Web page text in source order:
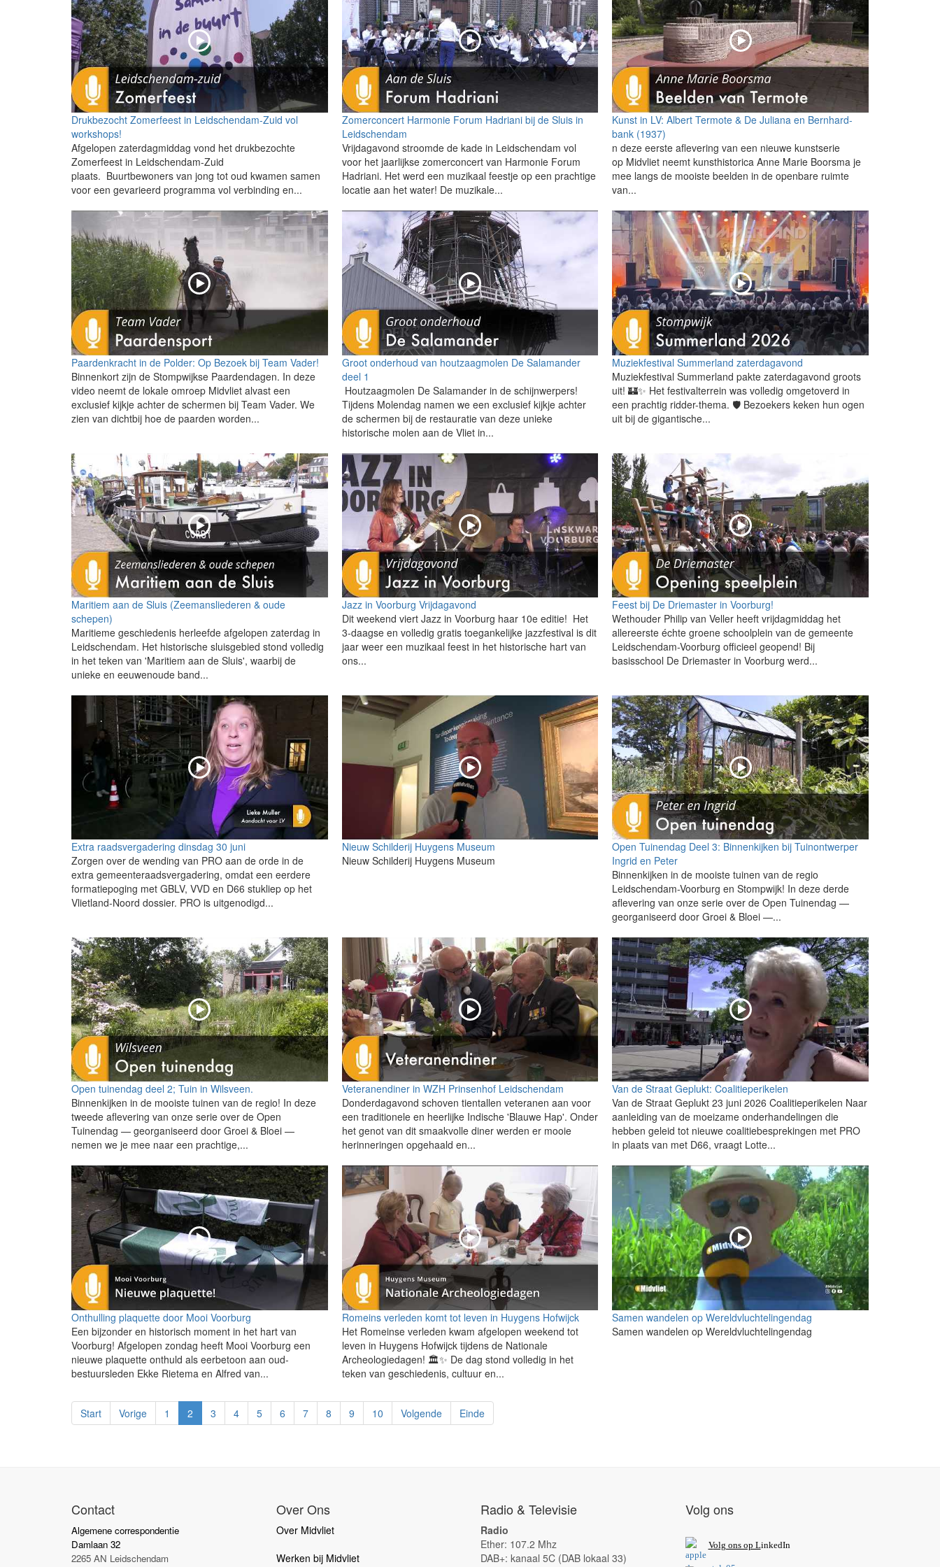
Drukbezocht Zomerfeest in Leidschendam-Zuid vol
workshops!
Afgelopen zaterdagmiddag vond het drukbezochte
Zomerfeest in Leidschendam-Zuid
plaats. Buurtbewoners van jong tot oud kwamen samen
voor een gevarieerd programma vol verbinding en...
Zomerconcert Harmonie Forum Hadriani bij de Sluis in
Leidschendam
Vrijdagavond stroomde de kade in Leidschendam vol
voor het jaarlijkse zomerconcert van Harmonie Forum
Hadriani. Het werd een muzikaal feestje op een prachtige
locatie aan het water! De muzikale...
Kunst in LV: Albert Termote & De Juliana en Bernhard-
bank (1937)
n deze eerste aflevering van een nieuwe kunstserie
op Midvliet neemt kunsthistorica Anne Marie Boorsma je
mee langs de mooiste beelden in de openbare ruimte
van...
Paardenkracht in de Polder: Op Bezoek bij Team Vader!
Binnenkort zijn de Stompwijkse Paardendagen. In deze
video neemt de lokale omroep Midvliet alvast een
exclusief kijkje achter de schermen bij Team Vader. We
zien van dichtbij hoe de paarden worden...
Groot onderhoud van houtzaagmolen De Salamander
deel 1
Houtzaagmolen De Salamander in de schijnwerpers!
Tijdens Molendag namen we een exclusief kijkje achter
de schermen bij de restauratie van deze unieke
historische molen aan de Vliet in...
Muziekfestival Summerland zaterdagavond
Muziekfestival Summerland pakte zaterdagavond groots
uit! 🏰✨ Het festivalterrein was volledig omgetoverd in
een prachtig ridder-thema. 🛡️ Bezoekers keken hun ogen
uit bij de gigantische...
Maritiem aan de Sluis (Zeemansliederen & oude
schepen)
Maritieme geschiedenis herleefde afgelopen zaterdag in
Leidschendam. Het historische sluisgebied stond volledig
in het teken van 'Maritiem aan de Sluis', waarbij de
unieke en eeuwenoude band...
Jazz in Voorburg Vrijdagavond
Dit weekend viert Jazz in Voorburg haar 10e editie! Het
3-daagse en volledig gratis toegankelijke jazzfestival is dit
jaar weer een muzikaal feest in het historische hart van
ons...
Feest bij De Driemaster in Voorburg!
Wethouder Philip van Veller heeft vrijdagmiddag het
allereerste échte groene schoolplein van de gemeente
Leidschendam-Voorburg officieel geopend! Bij
basisschool De Driemaster in Voorburg werd...
Extra raadsvergadering dinsdag 30 juni
Zorgen over de wending van PRO aan de orde in de
extra gemeenteraadsvergadering, omdat een eerdere
formatiepoging met GBLV, VVD en D66 stukliep op het
Vlietland-Noord dossier. PRO is uitgenodigd...
Nieuw Schilderij Huygens Museum
Nieuw Schilderij Huygens Museum
Open Tuinendag Deel 3: Binnenkijken bij Tuinontwerper
Ingrid en Peter
Binnenkijken in de mooiste tuinen van de regio
Leidschendam-Voorburg en Stompwijk! In deze derde
aflevering van onze serie over de Open Tuinendag —
georganiseerd door Groei & Bloei —...
Open tuinendag deel 2; Tuin in Wilsveen.
Binnenkijken in de mooiste tuinen van de regio! In deze
tweede aflevering van onze serie over de Open
Tuinendag — georganiseerd door Groei & Bloei —
nemen we je mee naar een prachtige,...
Veteranendiner in WZH Prinsenhof Leidschendam
Donderdagavond schoven tientallen veteranen aan voor
een traditionele en heerlijke Indische 'Blauwe Hap'. Onder
het genot van dit smaakvolle diner werden er mooie
herinneringen opgehaald en...
Van de Straat Geplukt: Coalitieperikelen
Van de Straat Geplukt 23 juni 2026 Coalitieperikelen Naar
aanleiding van de moeizame onderhandelingen die
hebben geleid tot nieuwe coalitiebesprekingen met PRO
in plaats van met D66, vraagt Lotte...
Onthulling plaquette door Mooi Voorburg
Een bijzonder en historisch moment in het hart van
Voorburg! Afgelopen zondag heeft Mooi Voorburg een
nieuwe plaquette onthuld als eerbetoon aan oud-
bestuursleden Ekke Rietema en Alfred van...
Romeins verleden komt tot leven in Huygens Hofwijck
Het Romeinse verleden kwam afgelopen weekend tot
leven in Huygens Hofwijck tijdens de Nationale
Archeologiedagen! 🏛️✨ De dag stond volledig in het
teken van geschiedenis, cultuur en...
Samen wandelen op Wereldvluchtelingendag
Samen wandelen op Wereldvluchtelingendag
Start Vorige 1 2 3 4 5 6 7 8 9 10 Volgende Einde
Contact
Algemene correspondentie
Damlaan 32
2265 AN Leidschendam
Over Ons
Over Midvliet
Werken bij Midvliet
Radio & Televisie
Radio
Ether: 107.2 Mhz
DAB+: kanaal 5C (DAB lokaal 33)
Volg ons
Volg ons op LinkedIn